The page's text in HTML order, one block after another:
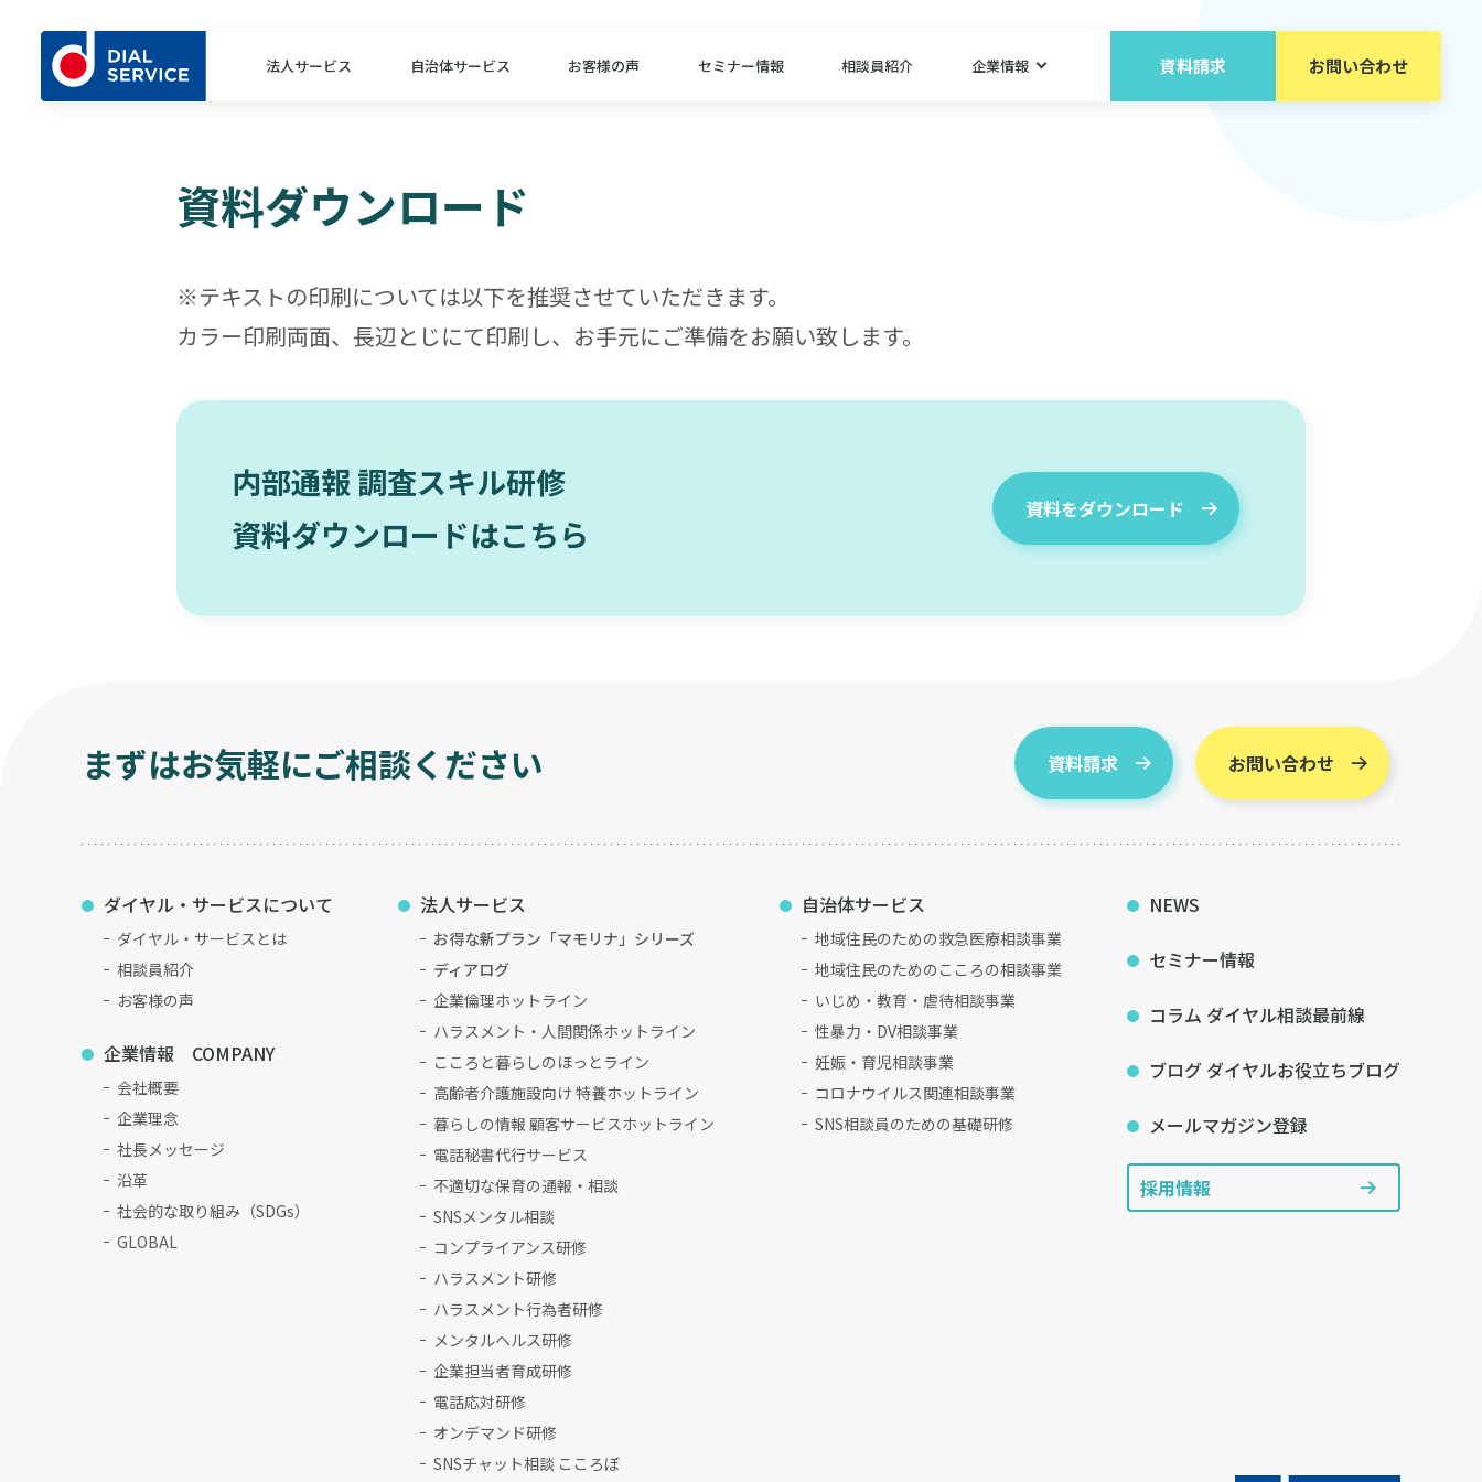
法人サービス 自治体サービス お客様の声 セミナー情報 相談員紹介 企業情報 資料請求 お問い合わせ
資料ダウンロード
※テキストの印刷については以下を推奨させていただきます。
カラー印刷両面、長辺とじにて印刷し、お手元にご準備をお願い致します。
内部通報 調査スキル研修
資料ダウンロードはこちら
資料をダウンロード
まずはお気軽にご相談ください 資料請求 お問い合わせ
ダイヤル・サービスについて
ダイヤル・サービスとは
相談員紹介
お客様の声
企業情報 COMPANY
会社概要
企業理念
社長メッセージ
沿革
社会的な取り組み（SDGs）
GLOBAL
法人サービス
お得な新プラン「マモリナ」シリーズ
ディアログ
企業倫理ホットライン
ハラスメント・人間関係ホットライン
こころと暮らしのほっとライン
高齢者介護施設向け 特養ホットライン
暮らしの情報 顧客サービスホットライン
電話秘書代行サービス
不適切な保育の通報・相談
SNSメンタル相談
コンプライアンス研修
ハラスメント研修
ハラスメント行為者研修
メンタルヘルス研修
企業担当者育成研修
電話応対研修
オンデマンド研修
SNSチャット相談 こころぼ
自治体サービス
地域住民のための救急医療相談事業
地域住民のためのこころの相談事業
いじめ・教育・虐待相談事業
性暴力・DV相談事業
妊娠・育児相談事業
コロナウイルス関連相談事業
SNS相談員のための基礎研修
NEWS
セミナー情報
コラム ダイヤル相談最前線
ブログ ダイヤルお役立ちブログ
メールマガジン登録
採用情報